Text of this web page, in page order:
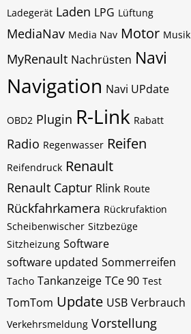
Ladegerät Laden LPG Lüftung
MediaNav Media Nav Motor Musik
MyRenault Nachrüsten Navi
Navigation Navi UPdate
OBD2 Plugin R-Link Rabatt
Radio Regenwasser Reifen
Reifendruck Renault
Renault Captur Rlink Route
Rückfahrkamera Rückrufaktion
Scheibenwischer Sitzbezüge
Sitzheizung Software
software updated Sommerreifen
Tacho Tankanzeige TCe 90 Test
TomTom Update USB Verbrauch
Verkehrsmeldung Vorstellung